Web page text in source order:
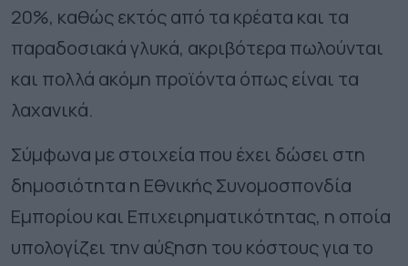
20%, καθώς εκτός από τα κρέατα και τα
παραδοσιακά γλυκά, ακριβότερα πωλούνται
και πολλά ακόμη προϊόντα όπως είναι τα
λαχανικά.
Σύμφωνα με στοιχεία που έχει δώσει στη
δημοσιότητα η Εθνικής Συνομοσπονδία
Εμπορίου και Επιχειρηματικότητας, η οποία
υπολογίζει την αύξηση του κόστους για το